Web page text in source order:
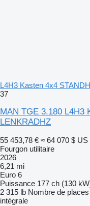
L4H3 Kasten 4x4
37
MAN TGE 3.180 L4H3
LENKRADHZ
55 453,78 € ≈ 64 070 $ US
Fourgon utilitaire
2026
6,21 mi
Euro 6
Puissance 177 ch (130
2 315 lb Nombre de places
intégrale